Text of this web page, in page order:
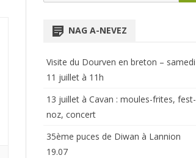
for:
NAG A-NEVEZ
Visite du Dourven en breton – samedi
11 juillet à 11h
13 juillet à Cavan : moules-frites, fest-
noz, concert
35ème puces de Diwan à Lannion
19.07